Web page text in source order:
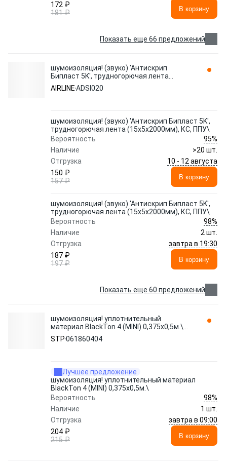
172 ₽
181 ₽
В корзину
Показать еще 66 предложений
шумоизоляция! (звуко) 'Антискрип
Бипласт 5K', трудногорючая лента
(15x5x2000мм), КС, ППУ\ ADSI020 AIRLINE
AIRLINEADSI020
шумоизоляция! (звуко) 'Антискрип Бипласт 5K',
трудногорючая лента (15x5x2000мм), КС, ППУ\
Вероятность
95%
Наличие
>20 шт.
Отгрузка
10 - 12 августа
150 ₽
157 ₽
В корзину
шумоизоляция! (звуко) 'Антискрип Бипласт 5K',
трудногорючая лента (15x5x2000мм), КС, ППУ\
Вероятность
98%
Наличие
2 шт.
Отгрузка
завтра в 19:30
187 ₽
197 ₽
В корзину
Показать еще 60 предложений
шумоизоляция! уплотнительный
материал BlackTon 4 (MINI) 0,375х0,5м.\
061860404 STP
STP061860404
Лучшее предложение
шумоизоляция! уплотнительный материал
BlackTon 4 (MINI) 0,375х0,5м.\
Вероятность
98%
Наличие
1 шт.
Отгрузка
завтра в 09:00
204 ₽
215 ₽
В корзину